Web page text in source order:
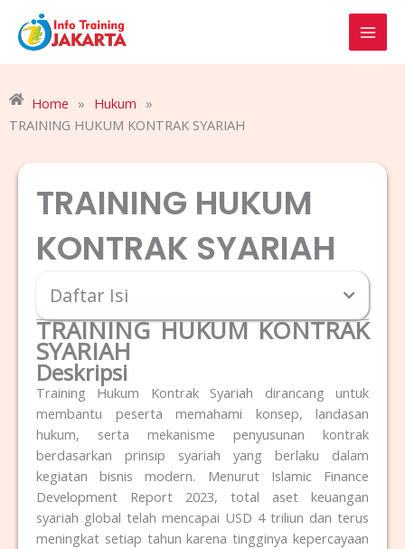
content
Home » Hukum »
TRAINING HUKUM KONTRAK SYARIAH
TRAINING HUKUM
KONTRAK SYARIAH
Daftar Isi
TRAINING HUKUM KONTRAK
SYARIAH
Deskripsi
Training Hukum Kontrak Syariah dirancang untuk
membantu peserta memahami konsep, landasan
hukum, serta mekanisme penyusunan kontrak
berdasarkan prinsip syariah yang berlaku dalam
kegiatan bisnis modern. Menurut Islamic Finance
Development Report 2023, total aset keuangan
syariah global telah mencapai USD 4 triliun dan terus
meningkat setiap tahun karena tingginya kepercayaan